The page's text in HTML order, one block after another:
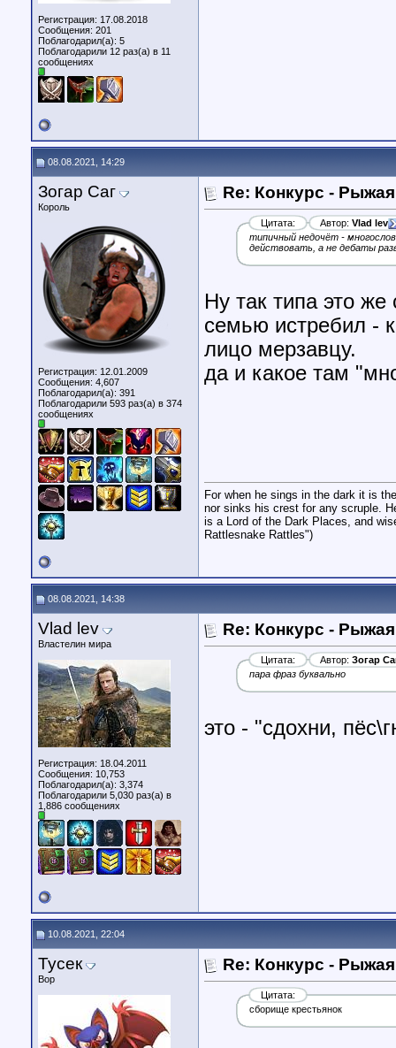
Регистрация: 17.08.2018
Сообщения: 201
Поблагодарил(а): 5
Поблагодарили 12 раз(а) в 11
сообщениях
08.08.2021, 14:29
Зогар Саг
Король
Регистрация: 12.01.2009
Сообщения: 4,607
Поблагодарил(а): 391
Поблагодарили 593 раз(а) в 374
сообщениях
Re: Конкурс -
Цитата: Автор: Vlad lev
типичный недочёт -
действовать, а не дебаты
Ну так типа это
семью истребил -
лицо мерзавцу.
да и какое там
For when he sings in the dark it is
nor sinks his crest for any scruple.
is a Lord of the Dark Places, and
Rattlesnake Rattles")
08.08.2021, 14:38
Vlad lev
Властелин мира
Регистрация: 18.04.2011
Сообщения: 10,753
Поблагодарил(а): 3,374
Поблагодарили 5,030 раз(а) в
1,886 сообщениях
Re: Конкурс -
Цитата: Автор: Зогар
пара фраз буквально
это - "сдохни,
10.08.2021, 22:04
Тусек
Вор
Re: Конкурс -
Цитата:
сборище крестьянок